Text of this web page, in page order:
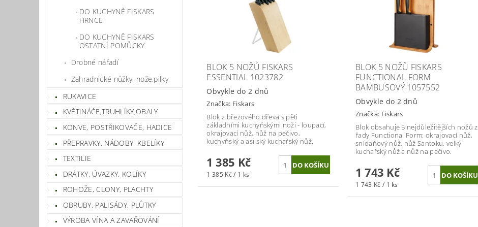
DO KUCHYNĚ FISKARS
HRNCE
DO KUCHYNĚ FISKARS
OSTATNÍ POMŮCKY
Drobné nářadí
Zahradnické nůžky, nože,pilky
RUKAVICE
KVĚTINÁČE,TRUHLÍKY,OBALY
KONVE, POSTŘIKOVAČE, HADICE
PŘEPRAVKY, NÁDOBY, KBELÍKY
TEXTILIE
DRÁTKY, ÚVAZKY, KOLÍKY
ROHOŽE, CLONY, PLACHTY
OBRUBY, PALISÁDY, PLŮTKY
VÝROBA VÍNA A ZAVAŘOVÁNÍ
BLOK 5 NOŽŮ FISKARS
ESSENTIAL 1023782
Obvykle do 2 dnů
Značka: Fiskars
Blok z březového dřeva s pěti
základními kuchyňskými noži - loupací,
okrajovací nůž, nůž na pečivo,
kuchyňský a asijský kuchařský nůž.
1 385 Kč
1 385 Kč / 1 ks
BLOK 5 NOŽŮ FISKARS
FUNCTIONAL FORM
BAMBUSOVÝ 1057552
Obvykle do 2 dnů
Značka: Fiskars
Blok obsahuje 5 nejdůležitějších nožů z
řady Functional Form: okrajovací nůž,
snídaňový nůž, nůž Santoku, velký
kuchařský nůž a nůž na pečivo.
1 743 Kč
1 743 Kč / 1 ks